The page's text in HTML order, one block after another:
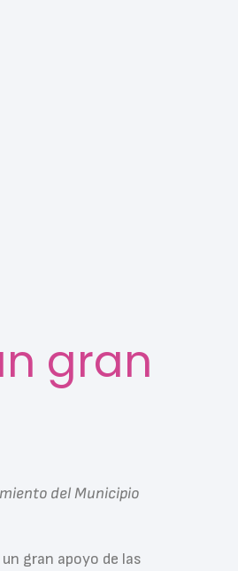
gran
del Municipio
gran apoyo de las